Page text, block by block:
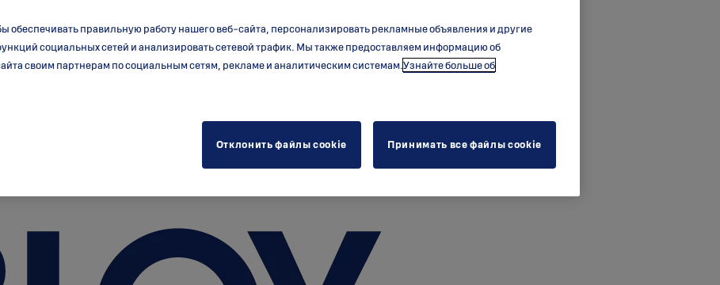
обеспечивать правильную работу нашего веб-сайта, персонализировать рекламные объявления и другие
социальных сетей и анализировать сетевой трафик. Мы также предоставляем информацию об
своим партнерам по социальным сетям, рекламе и аналитическим системам.Узнайте больше об
Отклонить файлы cookie
Принимать все файлы cookie